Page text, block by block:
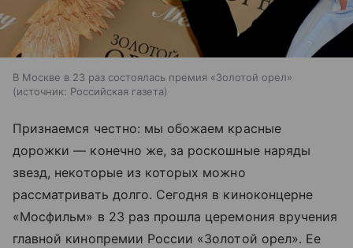
В Москве в 23 раз состоялась премия «Золотой орел»
источник: Российская газета
Признаемся честно: мы обожаем красные
дорожки — конечно же, за роскошные наряды
звезд, некоторые из которых можно
рассматривать долго. Сегодня в киноконцерне
«Мосфильм» в 23 раз прошла церемония вручения
главной кинопремии России «Золотой орел». Ее